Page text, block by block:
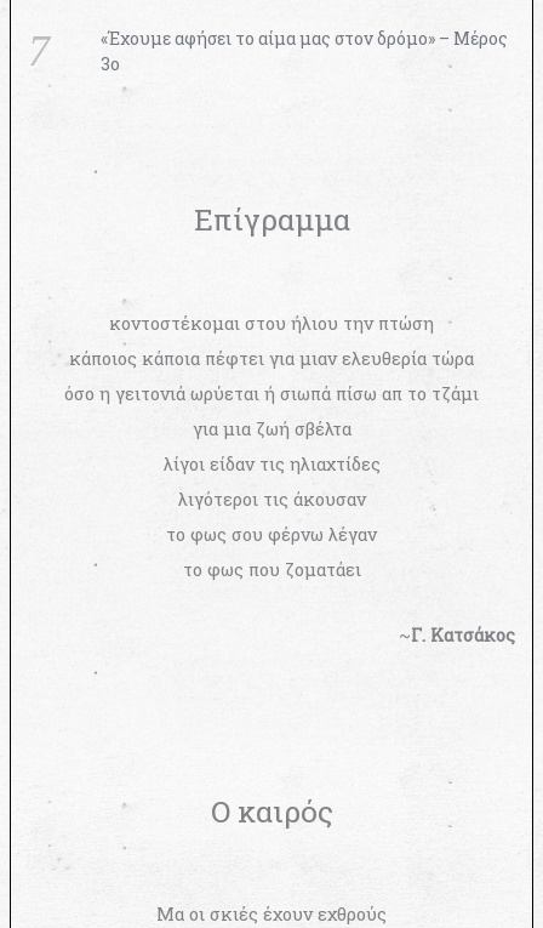
«Έχουμε αφήσει το αίμα μας στον δρόμο» – Μέρος
3ο
Επίγραμμα
κοντοστέκομαι στου ήλιου την πτώση
κάποιος κάποια πέφτει για μιαν ελευθερία τώρα
όσο η γειτονιά ωρύεται ή σιωπά πίσω απ το τζάμι
για μια ζωή σβέλτα
λίγοι είδαν τις ηλιαχτίδες
λιγότεροι τις άκουσαν
το φως σου φέρνω λέγαν
το φως που ζοματάει
~Γ. Κατσάκος
Ο καιρός
Μα οι σκιές έχουν εχθρούς